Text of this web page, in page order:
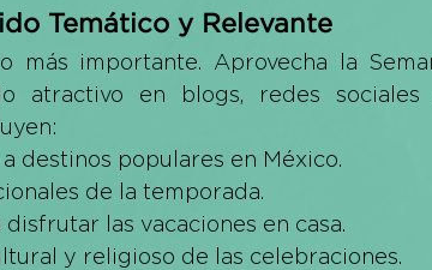
Temático y Relevante
más importante. Aprovecha la
atractivo en blogs, redes
destinos populares en México.
de la temporada.
disfrutar las vacaciones en casa.
y religioso de las celebraciones.